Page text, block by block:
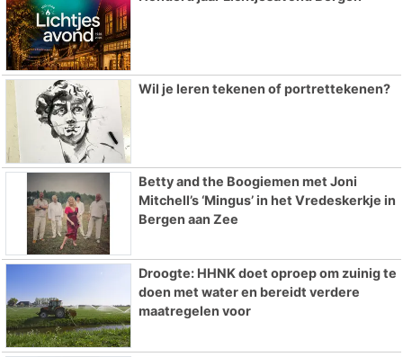
Wil je leren tekenen of portrettekenen?
Betty and the Boogiemen met Joni
Mitchell’s ‘Mingus’ in het Vredeskerkje in
Bergen aan Zee
Droogte: HHNK doet oproep om zuinig te
doen met water en bereidt verdere
maatregelen voor